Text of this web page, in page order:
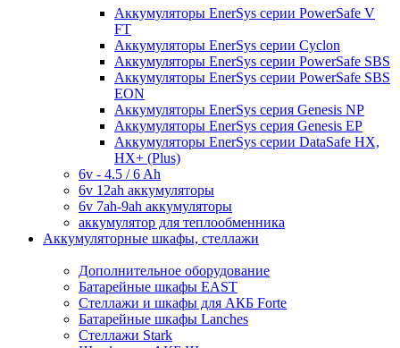
Аккумуляторы EnerSys серии PowerSafe V
FT
Аккумуляторы EnerSys серии Cyclon
Аккумуляторы EnerSys серии PowerSafe SBS
Аккумуляторы EnerSys серии PowerSafe SBS
EON
Аккумуляторы EnerSys серия Genesis NP
Аккумуляторы EnerSys серия Genesis EP
Аккумуляторы EnerSys серии DataSafe HX,
HX+ (Plus)
6v - 4.5 / 6 Ah
6v 12ah аккумуляторы
6v 7ah-9ah аккумуляторы
аккумулятор для теплообменника
Аккумуляторные шкафы, стеллажи
Дополнительное оборудование
Батарейные шкафы EAST
Стеллажи и шкафы для АКБ Forte
Батарейные шкафы Lanches
Стеллажи Stark